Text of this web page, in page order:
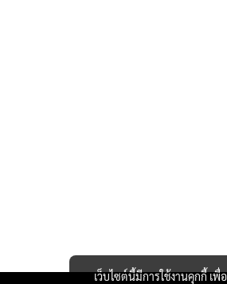
เว็บไซต์นี้มีการใช้งานคุกกี้ เ